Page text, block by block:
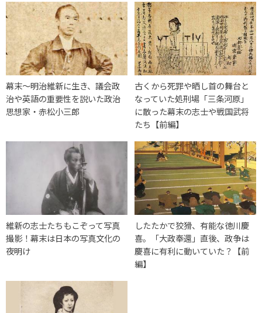
幕末〜明治維新に生き、議会政
治や英語の重要性を説いた政治
思想家・赤松小三郎
古くから死罪や晒し首の舞台と
なっていた処刑場「三条河原」
に散った幕末の志士や戦国武将
たち【前編】
維新の志士たちもこぞって写真
撮影！幕末は日本の写真文化の
夜明け
したたかで狡猾、有能な徳川慶
喜。「大政奉還」直後、政争は
慶喜に有利に動いていた？【前
編】